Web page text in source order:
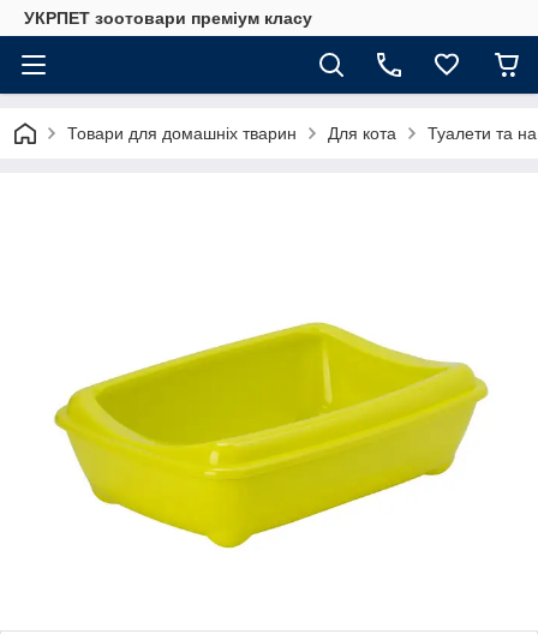
УКРПЕТ зоотовари преміум класу
Товари для домашніх тварин Для кота Туалети та